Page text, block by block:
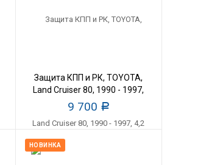
Защита КПП и РК, TOYOTA,
Land Cruiser 80, 1990 - 1997,
4,2 D, АМг
9 700 Р
НОВИНКА